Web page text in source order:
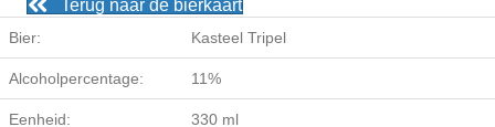
Terug naar de bierkaart
Bier: Kasteel Tripel
Alcoholpercentage: 11%
Eenheid: 330 ml